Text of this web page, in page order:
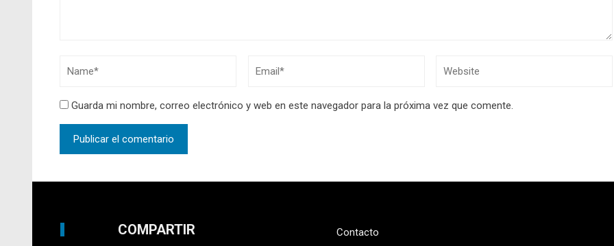
Guarda mi nombre, correo electrónico y web en este navegador para la próxima vez que comente.
COMPARTIR Contacto